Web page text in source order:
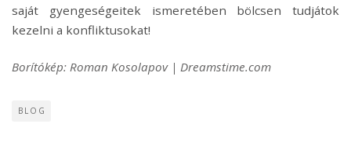
saját gyengeségeitek ismeretében bölcsen tudjátok
kezelni a konfliktusokat!
Borítókép: Roman Kosolapov | Dreamstime.com
BLOG